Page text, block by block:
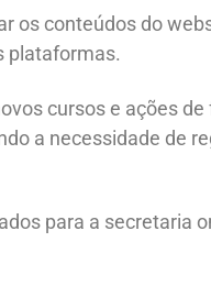
os conteúdos do
plataformas.
cursos e ações
a necessidade de
para a secretaria